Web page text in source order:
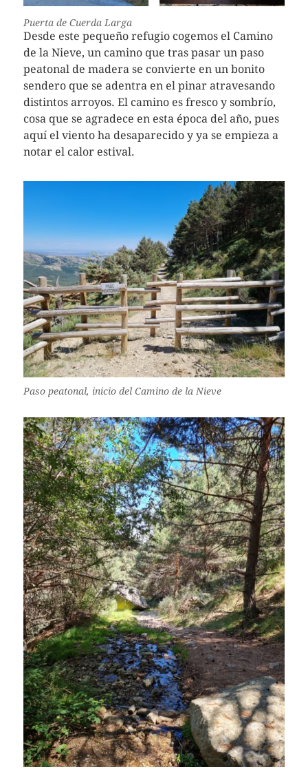
Puerta de Cuerda Larga
Desde este pequeño refugio cogemos el Camino
de la Nieve, un camino que tras pasar un paso
peatonal de madera se convierte en un bonito
sendero que se adentra en el pinar atravesando
distintos arroyos. El camino es fresco y sombrío,
cosa que se agradece en esta época del año, pues
aquí el viento ha desaparecido y ya se empieza a
notar el calor estival.
Paso peatonal, inicio del Camino de la Nieve